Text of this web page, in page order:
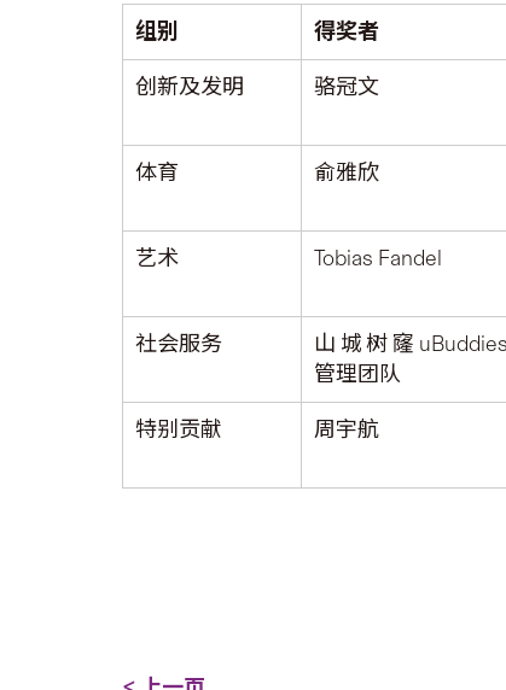
组别 得奖者
创新及发明 骆冠文
体育 俞雅欣
艺术 Tobias Fandel
社会服务
山城树窿uBuddies
管理团队
特别贡献 周宇航